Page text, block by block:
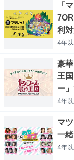
「
利
4年
豪
王
ー
4年
マ
一
4年